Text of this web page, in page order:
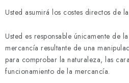
Usted asumirá los costes directos de
Usted es responsable únicamente de
mercancía resultante de una
para comprobar la naturaleza, las
funcionamiento de la mercancía.